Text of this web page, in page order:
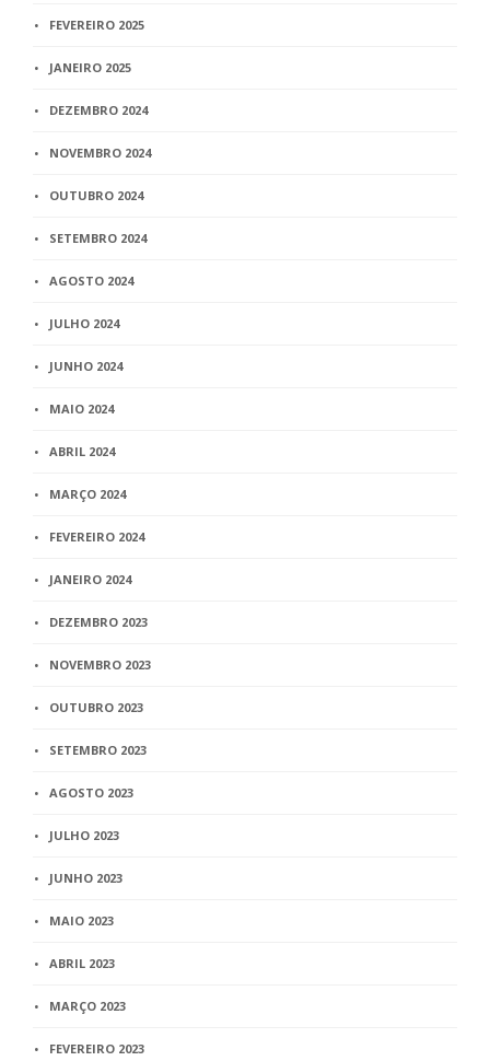
FEVEREIRO 2025
JANEIRO 2025
DEZEMBRO 2024
NOVEMBRO 2024
OUTUBRO 2024
SETEMBRO 2024
AGOSTO 2024
JULHO 2024
JUNHO 2024
MAIO 2024
ABRIL 2024
MARÇO 2024
FEVEREIRO 2024
JANEIRO 2024
DEZEMBRO 2023
NOVEMBRO 2023
OUTUBRO 2023
SETEMBRO 2023
AGOSTO 2023
JULHO 2023
JUNHO 2023
MAIO 2023
ABRIL 2023
MARÇO 2023
FEVEREIRO 2023